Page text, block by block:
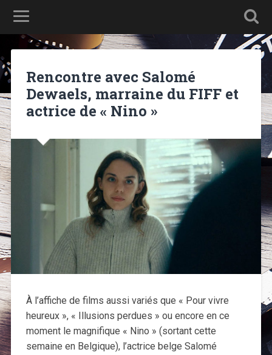
Rencontre avec Salomé
Dewaels, marraine du FIFF et
actrice de « Nino »
À l’affiche de films aussi variés que « Pour vivre
heureux », « Illusions perdues » ou encore en ce
moment le magnifique « Nino » (sortant cette
semaine en Belgique), l’actrice belge Salomé